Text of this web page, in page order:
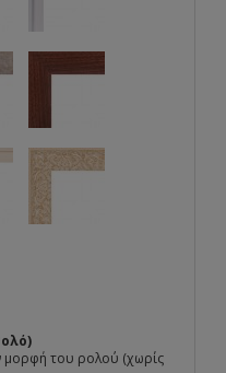
μορφή του ρολού (χωρίς